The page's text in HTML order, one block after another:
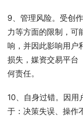
9、管理风险。受创
力等方面的限制，可
响，并因此影响用户
损失，媒资交易平台
何责任。
10、自身过错。因用
于：决策失误、操作